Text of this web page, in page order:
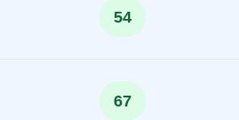
54
67